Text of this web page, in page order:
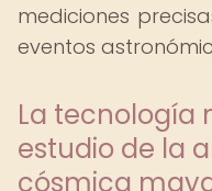
mediciones
eventos
La tecnología
estudio de la
cósmica